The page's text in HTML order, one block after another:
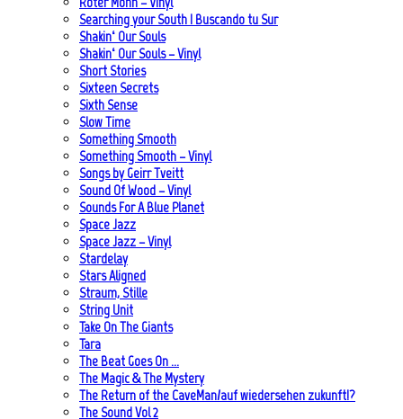
Searching your South | Buscando tu Sur
Shakin‘ Our Souls
Shakin‘ Our Souls – Vinyl
Short Stories
Sixteen Secrets
Sixth Sense
Slow Time
Something Smooth
Something Smooth – Vinyl
Songs by Geirr Tveitt
Sound Of Wood – Vinyl
Sounds For A Blue Planet
Space Jazz
Space Jazz – Vinyl
Stardelay
Stars Aligned
Straum, Stille
String Unit
Take On The Giants
Tara
The Beat Goes On …
The Magic & The Mystery
The Return of the CaveMan/auf wiedersehen zukunft!?
The Sound Vol 2